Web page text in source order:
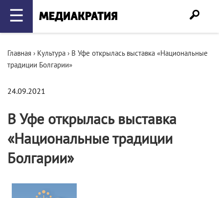
☰
Главная › Культура › В Уфе открылась выставка «Национальные
традиции Болгарии»
24.09.2021
В Уфе открылась выставка
«Национальные традиции
Болгарии»